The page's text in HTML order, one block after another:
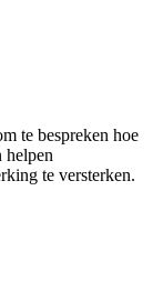
te bespreken hoe
helpen
te versterken.